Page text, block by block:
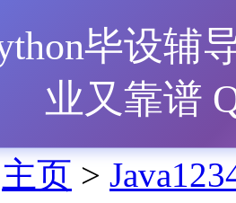
毕设辅
业又靠谱
主页 >